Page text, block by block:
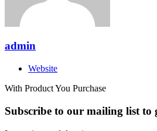
admin
Website
With Product You Purchase
Subscribe to our mailing list to